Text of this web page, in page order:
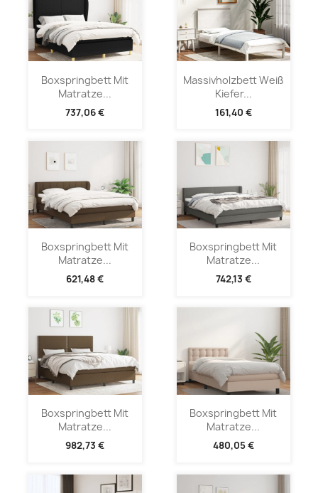
Boxspringbett Mit
Matratze...
737,06 €
Massivholzbett Weiß
Kiefer...
161,40 €
Boxspringbett Mit
Matratze...
621,48 €
Boxspringbett Mit
Matratze...
742,13 €
Boxspringbett Mit
Matratze...
982,73 €
Boxspringbett Mit
Matratze...
480,05 €